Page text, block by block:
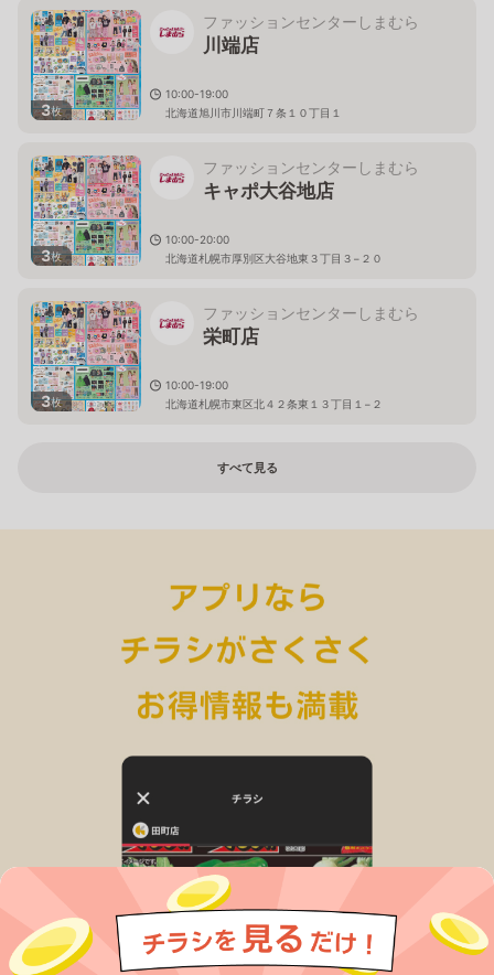
3枚
ファッションセンターしまむら
川端店
10:00-19:00
北海道旭川市川端町７条１０丁目１
3枚
ファッションセンターしまむら
キャポ大谷地店
10:00-20:00
北海道札幌市厚別区大谷地東３丁目３−２０
3枚
ファッションセンターしまむら
栄町店
10:00-19:00
北海道札幌市東区北４２条東１３丁目１−２
すべて見る